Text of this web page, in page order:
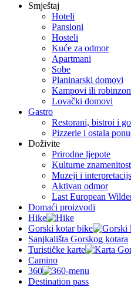
Smještaj
Hoteli
Pansioni
Hosteli
Kuće za odmor
Apartmani
Sobe
Planinarski domovi
Kampovi ili
Lovački domovi
Gastro
Restorani, bistroi i
Pizzerie i ostala
Doživite
Prirodne ljepote
Kulturne
Muzeji i
Aktivan odmor
Last European
Domaći proizvodi
Hike
Gorski kotar bike
Sanjkališta Gorskog kotara
Turističke karte
Camino
360
Destination pass